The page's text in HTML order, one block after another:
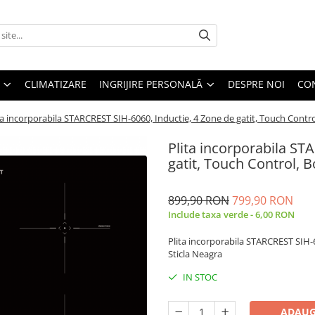
CLIMATIZARE INGRIJIRE PERSONALĂ DESPRE NOI
incorporabila STARCREST SIH-6060, Inductie, 4 Zone de gatit, Touch
Plita incorporabila
gatit, Touch Control,
899,90 RON799,90 RON
Include taxa verde - 6,00 RON
Plita incorporabila STARCREST
Sticla Neagra
IN STOC